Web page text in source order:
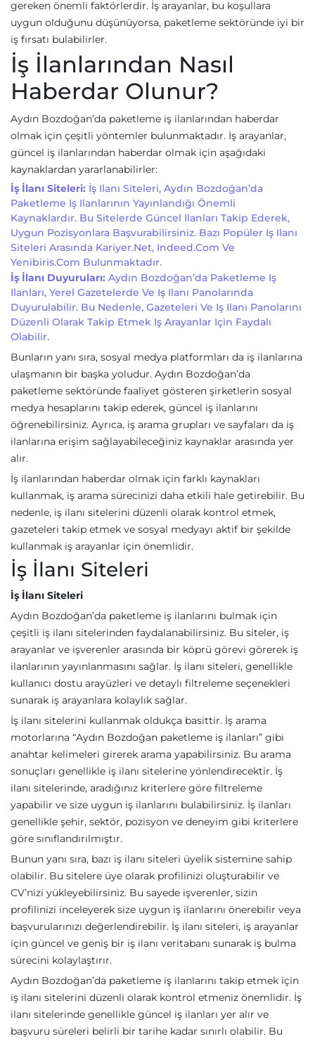
gereken önemli faktörlerdir. İş arayanlar, bu koşullara
uygun olduğunu düşünüyorsa, paketleme sektöründe iyi bir
iş fırsatı bulabilirler.
İş İlanlarından Nasıl
Haberdar Olunur?
Aydın Bozdoğan’da paketleme iş ilanlarından haberdar
olmak için çeşitli yöntemler bulunmaktadır. İş arayanlar,
güncel iş ilanlarından haberdar olmak için aşağıdaki
kaynaklardan yararlanabilirler:
İş İlanı Siteleri: İş Ilanı Siteleri, Aydın Bozdoğan’da
Paketleme Iş Ilanlarının Yayınlandığı Önemli
Kaynaklardır. Bu Sitelerde Güncel Ilanları Takip Ederek,
Uygun Pozisyonlara Başvurabilirsiniz. Bazı Popüler Iş Ilanı
Siteleri Arasında Kariyer.net, Indeed.com Ve
Yenibiris.com Bulunmaktadır.
İş İlanı Duyuruları: Aydın Bozdoğan’da Paketleme Iş
Ilanları, Yerel Gazetelerde Ve Iş Ilanı Panolarında
Duyurulabilir. Bu Nedenle, Gazeteleri Ve Iş Ilanı Panolarını
Düzenli Olarak Takip Etmek Iş Arayanlar Için Faydalı
Olabilir.
Bunların yanı sıra, sosyal medya platformları da iş ilanlarına
ulaşmanın bir başka yoludur. Aydın Bozdoğan’da
paketleme sektöründe faaliyet gösteren şirketlerin sosyal
medya hesaplarını takip ederek, güncel iş ilanlarını
öğrenebilirsiniz. Ayrıca, iş arama grupları ve sayfaları da iş
ilanlarına erişim sağlayabileceğiniz kaynaklar arasında yer
alır.
İş ilanlarından haberdar olmak için farklı kaynakları
kullanmak, iş arama sürecinizi daha etkili hale getirebilir. Bu
nedenle, iş ilanı sitelerini düzenli olarak kontrol etmek,
gazeteleri takip etmek ve sosyal medyayı aktif bir şekilde
kullanmak iş arayanlar için önemlidir.
İş İlanı Siteleri
İş İlanı Siteleri
Aydın Bozdoğan’da paketleme iş ilanlarını bulmak için
çeşitli iş ilanı sitelerinden faydalanabilirsiniz. Bu siteler, iş
arayanlar ve işverenler arasında bir köprü görevi görerek iş
ilanlarının yayınlanmasını sağlar. İş ilanı siteleri, genellikle
kullanıcı dostu arayüzleri ve detaylı filtreleme seçenekleri
sunarak iş arayanlara kolaylık sağlar.
İş ilanı sitelerini kullanmak oldukça basittir. İş arama
motorlarına “Aydın Bozdoğan paketleme iş ilanları” gibi
anahtar kelimeleri girerek arama yapabilirsiniz. Bu arama
sonuçları genellikle iş ilanı sitelerine yönlendirecektir. İş
ilanı sitelerinde, aradığınız kriterlere göre filtreleme
yapabilir ve size uygun iş ilanlarını bulabilirsiniz. İş ilanları
genellikle şehir, sektör, pozisyon ve deneyim gibi kriterlere
göre sınıflandırılmıştır.
Bunun yanı sıra, bazı iş ilanı siteleri üyelik sistemine sahip
olabilir. Bu sitelere üye olarak profilinizi oluşturabilir ve
CV’nizi yükleyebilirsiniz. Bu sayede işverenler, sizin
profilinizi inceleyerek size uygun iş ilanlarını önerebilir veya
başvurularınızı değerlendirebilir. İş ilanı siteleri, iş arayanlar
için güncel ve geniş bir iş ilanı veritabanı sunarak iş bulma
sürecini kolaylaştırır.
Aydın Bozdoğan’da paketleme iş ilanlarını takip etmek için
iş ilanı sitelerini düzenli olarak kontrol etmeniz önemlidir. İş
ilanı sitelerinde genellikle güncel iş ilanları yer alır ve
başvuru süreleri belirli bir tarihe kadar sınırlı olabilir. Bu